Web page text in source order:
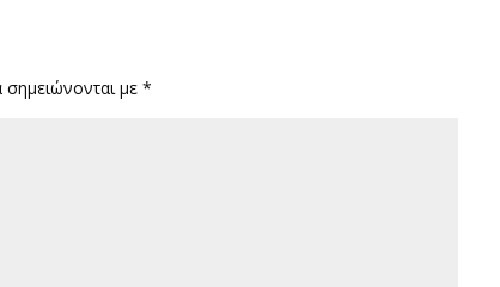
σημειώνονται με*